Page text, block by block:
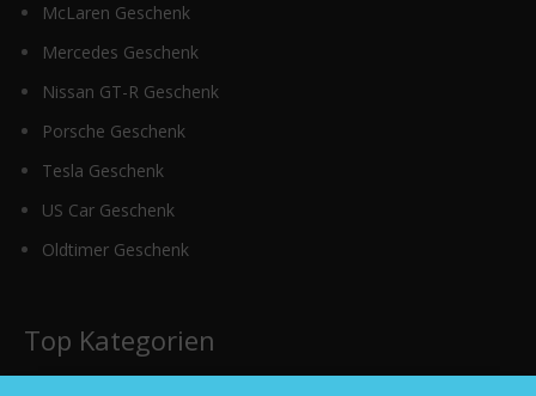
McLaren Geschenk
Mercedes Geschenk
Nissan GT-R Geschenk
Porsche Geschenk
Tesla Geschenk
US Car Geschenk
Oldtimer Geschenk
Top Kategorien